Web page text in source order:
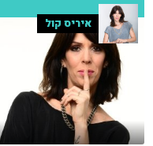
איריס קול